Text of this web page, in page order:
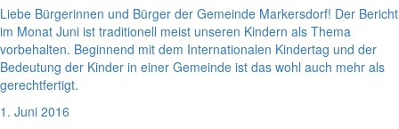
Liebe Bürgerinnen und Bürger der Gemeinde Markersdorf! Der Bericht
im Monat Juni ist traditionell meist unseren Kindern als Thema
vorbehalten. Beginnend mit dem Internationalen Kindertag und der
Bedeutung der Kinder in einer Gemeinde ist das wohl auch mehr als
gerechtfertigt.
1. Juni 2016